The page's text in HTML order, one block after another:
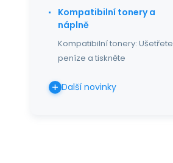
Kompatibilní tonery a
náplně
Kompatibilní tonery: Ušetřete
peníze a tiskněte
Další novinky